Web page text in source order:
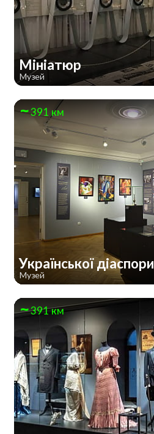
Мініатюр
Музей
391 км
Української діаспори
Музей
391 км